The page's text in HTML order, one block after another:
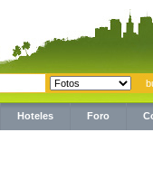
Hoteles Foro